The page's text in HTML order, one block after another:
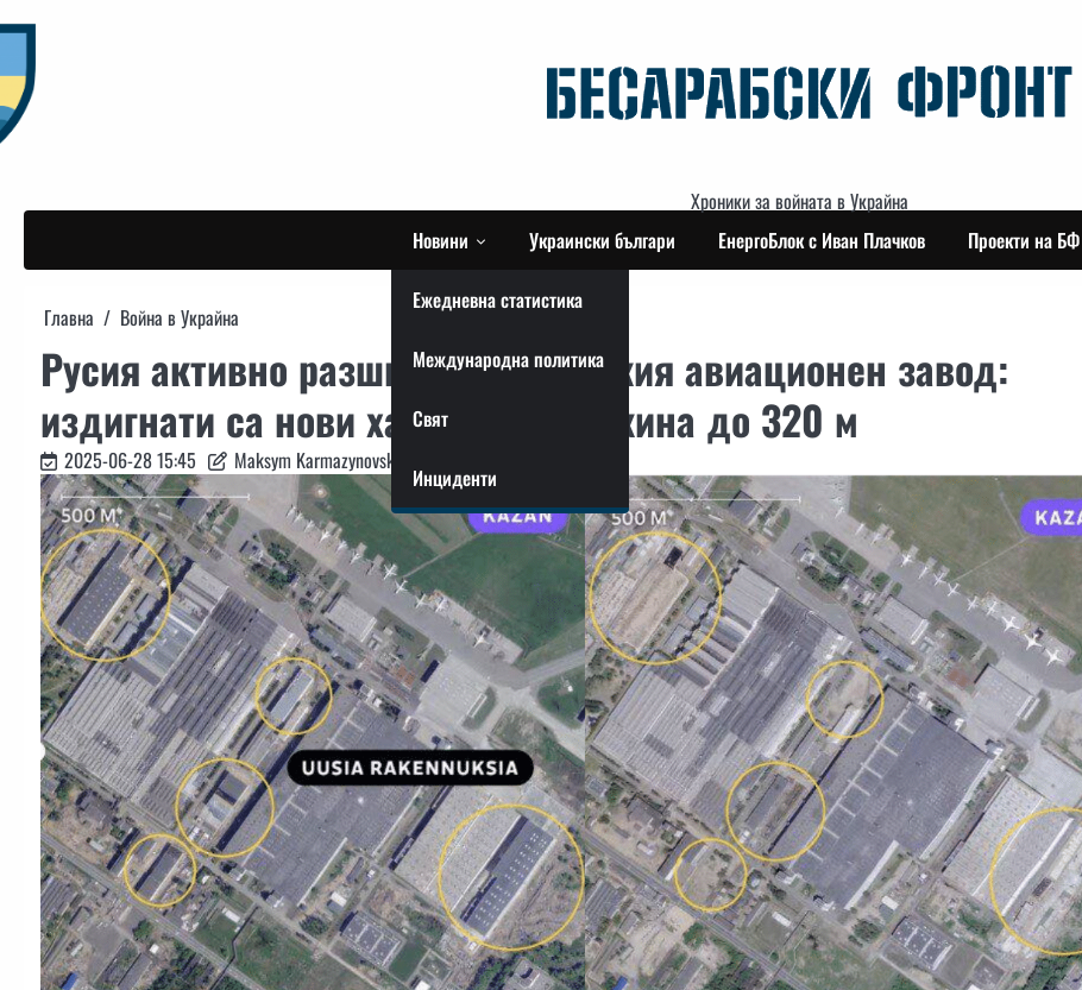
to
content
Хроники за войната в Украйна
Новини
Ежедневна статистика
Международна политика
Свят
Инциденти
Украински българи ЕнергоБлок с Иван Плачков Проекти на БФ
Главна Война в Украйна
Русия активно разширява Казанския авиационен завод:
издигнати са нови хангари с дължина до 320 м
2025-06-28 15:45 Maksym Karmazynovskyi